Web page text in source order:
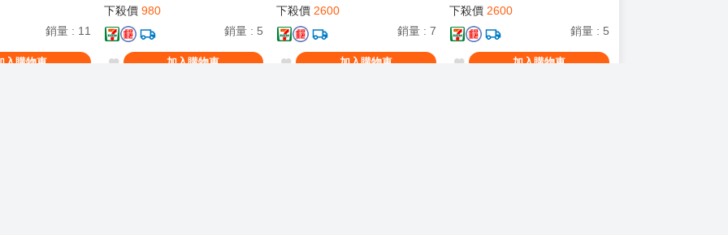
銷量 : 11
入購物車
諾貝塔票卡夾】隨機一款
下殺價 980
銷量 : 5
加入購物車
【諾貝塔泳裝旋轉立牌】
下殺價 2600
銷量 : 7
加入購物車
【諾貝塔泳裝旋轉立牌】
下殺價 2600
銷量 : 5
加入購物車